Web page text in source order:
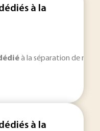
à la
à la séparation de
à la